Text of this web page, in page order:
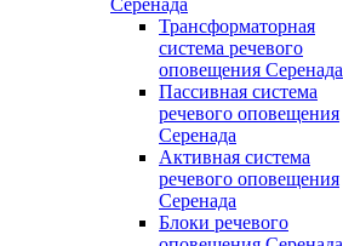
Серенада
Трансформаторная
система речевого
оповещения Серенада
Пассивная система
речевого оповещения
Серенада
Активная система
речевого оповещения
Серенада
Блоки речевого